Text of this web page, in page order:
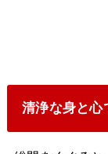
清浄な身と心